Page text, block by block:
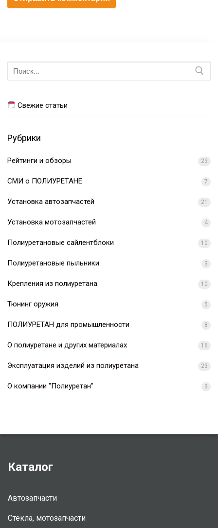
Искать:
Свежие статьи
Рубрики
Рейтинги и обзоры 23
СМИ о ПОЛИУРЕТАНЕ 7
Установка автозапчастей 21
Установка мотозапчастей 4
Полиуретановые сайлентблоки 10
Полиуретановые пыльники 3
Крепления из полиуретана 10
Тюнинг оружия 5
ПОЛИУРЕТАН для промышленности 8
О полиуретане и других материалах 16
Эксплуатация изделий из полиуретана 23
О компании "Полиуретан" 3
Каталог
Автозапчасти
Стекла, мотозапчасти